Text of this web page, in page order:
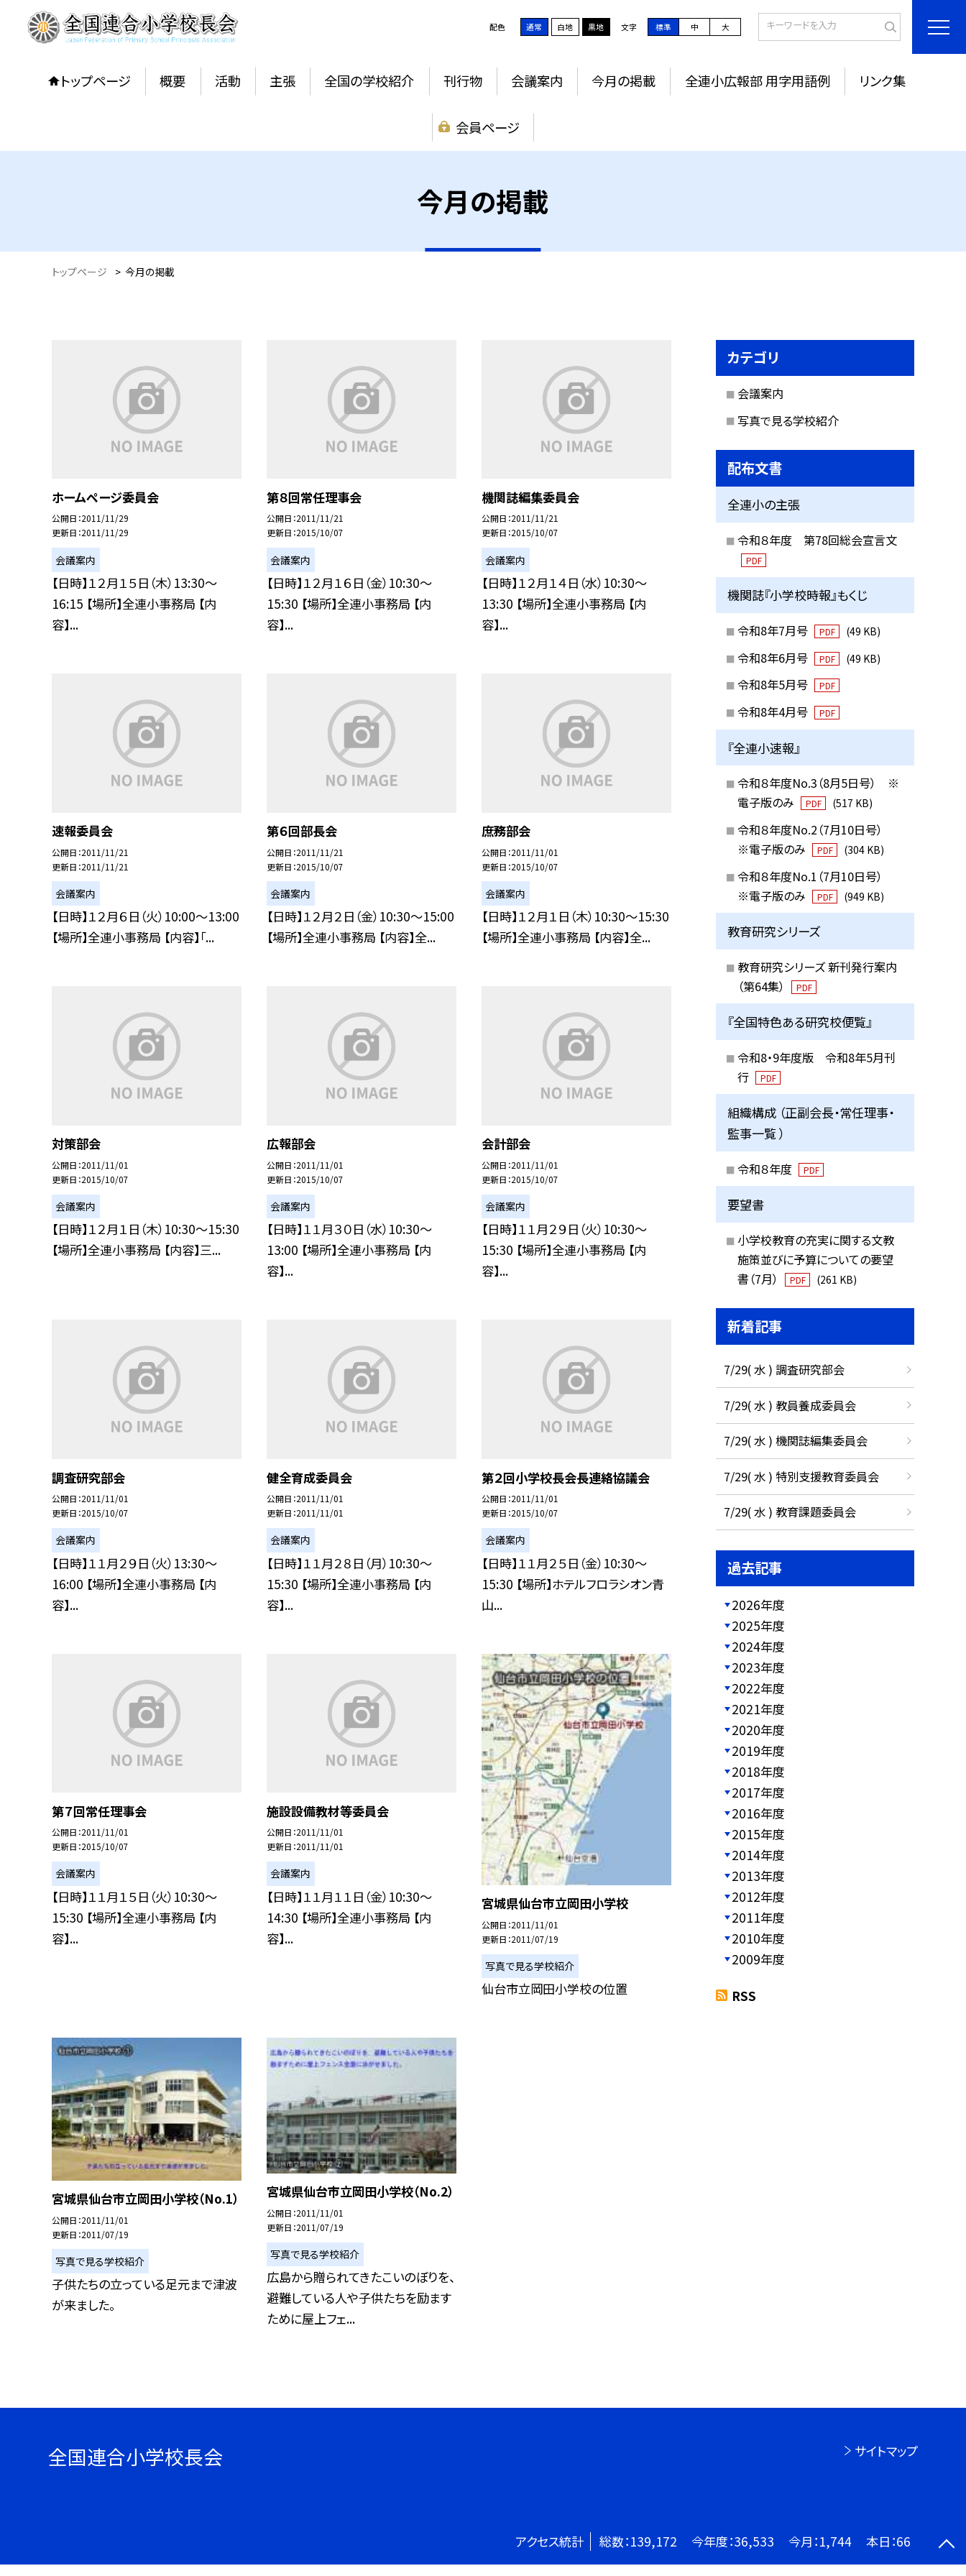
配色 通常 白地 黒地 文字 標準 中 大
トップページ 概要 活動 主張 全国の学校紹介 刊行物 会議案内 今月の掲載 全連小広報部 用字用語例 リンク集
会員ページ
今月の掲載
トップページ > 今月の掲載
ホームページ委員会
公開日 2011/11/29
更新日 2011/11/29
会議案内
【日時】１２月１５日（木）13:30〜
16:15 【場所】全連小事務局 【内
容】...
第８回常任理事会
公開日 2011/11/21
更新日 2015/10/07
会議案内
【日時】１２月１６日（金）10:30〜
15:30 【場所】全連小事務局 【内
容】...
機関誌編集委員会
公開日 2011/11/21
更新日 2015/10/07
会議案内
【日時】１２月１４日（水）10:30〜
13:30 【場所】全連小事務局 【内
容】...
速報委員会
公開日 2011/11/21
更新日 2011/11/21
会議案内
【日時】１２月６日（火）10:00〜13:00
【場所】全連小事務局 【内容】「...
第６回部長会
公開日 2011/11/21
更新日 2015/10/07
会議案内
【日時】１２月２日（金）10:30〜15:00
【場所】全連小事務局 【内容】全...
庶務部会
公開日 2011/11/01
更新日 2015/10/07
会議案内
【日時】１２月１日（木）10:30〜15:30
【場所】全連小事務局 【内容】全...
対策部会
公開日 2011/11/01
更新日 2015/10/07
会議案内
【日時】１２月１日（木）10:30〜15:30
【場所】全連小事務局 【内容】三...
広報部会
公開日 2011/11/01
更新日 2015/10/07
会議案内
【日時】１１月３０日（水）10:30〜
13:00 【場所】全連小事務局 【内
容】...
会計部会
公開日 2011/11/01
更新日 2015/10/07
会議案内
【日時】１１月２９日（火）10:30〜
15:30 【場所】全連小事務局 【内
容】...
調査研究部会
公開日 2011/11/01
更新日 2015/10/07
会議案内
【日時】１１月２９日（火）13:30〜
16:00 【場所】全連小事務局 【内
容】...
健全育成委員会
公開日 2011/11/01
更新日 2011/11/01
会議案内
【日時】１１月２８日（月）10:30〜
15:30 【場所】全連小事務局 【内
容】...
第２回小学校長会長連絡協議会
公開日 2011/11/01
更新日 2015/10/07
会議案内
【日時】１１月２５日（金）10:30〜
15:30 【場所】ホテルフロラシオン青
山...
第７回常任理事会
公開日 2011/11/01
更新日 2015/10/07
会議案内
【日時】１１月１５日（火）10:30〜
15:30 【場所】全連小事務局 【内
容】...
施設設備教材等委員会
公開日 2011/11/01
更新日 2011/11/01
会議案内
【日時】１１月１１日（金）10:30〜
14:30 【場所】全連小事務局 【内
容】...
宮城県仙台市立岡田小学校
公開日 2011/11/01
更新日 2011/07/19
写真で見る学校紹介
仙台市立岡田小学校の位置
宮城県仙台市立岡田小学校（No.1）
公開日 2011/11/01
更新日 2011/07/19
写真で見る学校紹介
子供たちの立っている足元まで津波
が来ました。
宮城県仙台市立岡田小学校（No.2）
公開日 2011/11/01
更新日 2011/07/19
写真で見る学校紹介
広島から贈られてきたこいのぼりを、
避難している人や子供たちを励ます
ために屋上フェ...
カテゴリ
会議案内
写真で見る学校紹介
配布文書
全連小の主張
令和８年度 第78回総会宣言文
PDF
機関誌『小学校時報』もくじ
令和8年7月号 PDF (49 KB)
令和8年6月号 PDF (49 KB)
令和8年5月号 PDF
令和8年4月号 PDF
『全連小速報』
令和８年度No.3（8月5日号） ※
電子版のみ
PDF (517 KB)
令和８年度No.2（7月10日号）
※電子版のみ
PDF (304 KB)
令和８年度No.1（7月10日号）
※電子版のみ
PDF (949 KB)
教育研究シリーズ
教育研究シリーズ 新刊発行案内
（第64集）
PDF
『全国特色ある研究校便覧』
令和8・9年度版 令和8年5月刊
行
PDF
組織構成 （正副会長・常任理事・
監事一覧 ）
令和８年度 PDF
要望書
小学校教育の充実に関する文教
施策並びに予算についての要望
書（7月）
PDF (261 KB)
新着記事
7/29( 水 ) 調査研究部会
7/29( 水 ) 教員養成委員会
7/29( 水 ) 機関誌編集委員会
7/29( 水 ) 特別支援教育委員会
7/29( 水 ) 教育課題委員会
過去記事
2026年度
2025年度
2024年度
2023年度
2022年度
2021年度
2020年度
2019年度
2018年度
2017年度
2016年度
2015年度
2014年度
2013年度
2012年度
2011年度
2010年度
2009年度
RSS
全国連合小学校長会 サイトマップ
アクセス統計 総数：139,172 今年度：36,533 今月：1,744 本日：66